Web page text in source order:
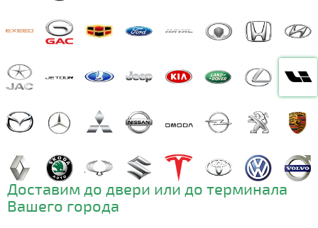
Доставим до двери или до терминала
Вашего города